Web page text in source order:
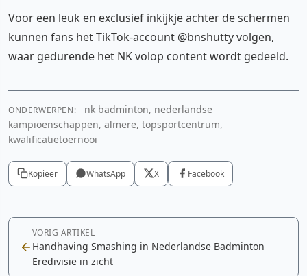
Voor een leuk en exclusief inkijkje achter de schermen
kunnen fans het TikTok-account @bnshutty volgen,
waar gedurende het NK volop content wordt gedeeld.
ONDERWERPEN:
nk badminton, nederlandse
kampioenschappen, almere, topsportcentrum,
kwalificatietoernooi
Kopieer WhatsApp X Facebook
VORIG ARTIKEL
Handhaving Smashing in Nederlandse Badminton
Eredivisie in zicht